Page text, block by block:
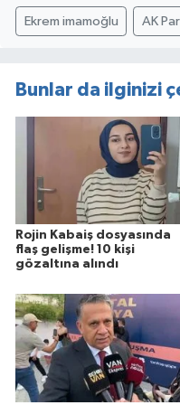
Ekrem imamoğlu AK
Bunlar da ilginizi
Rojin Kabaiş dosyasında
flaş gelişme! 10 kişi
gözaltına alındı